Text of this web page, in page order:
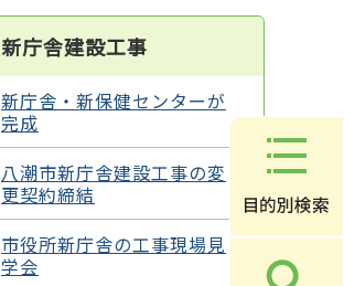
新庁舎建設工事
新庁舎・新保健センターが
完成
八潮市新庁舎建設工事の変
更契約締結
市役所新庁舎の工事現場見
学会